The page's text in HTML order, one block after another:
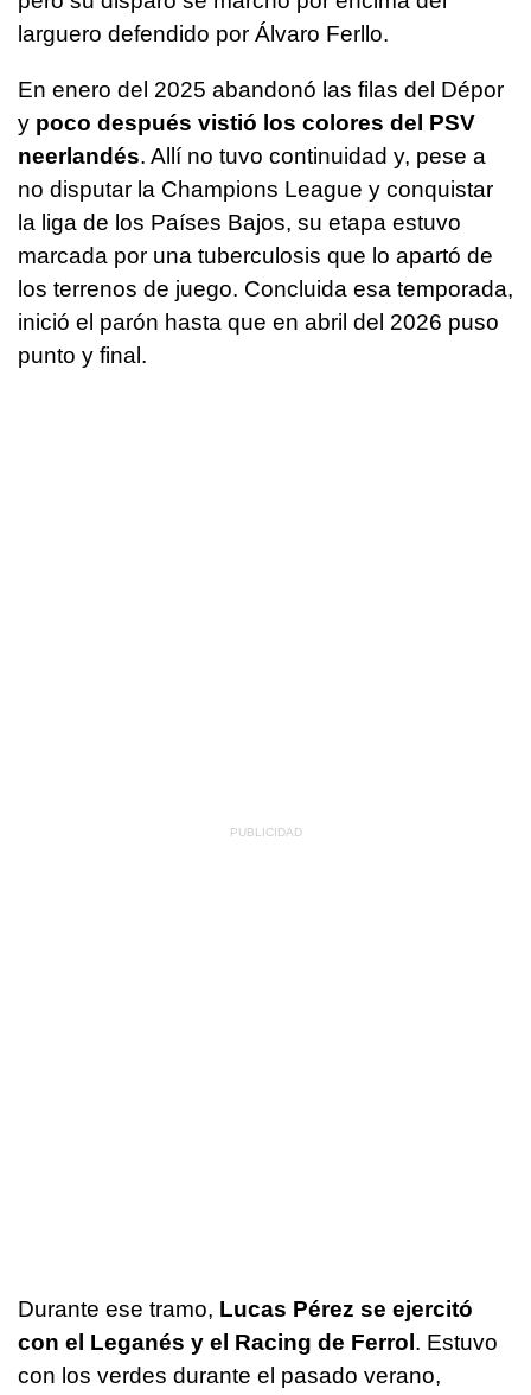
larguero defendido por Álvaro Ferllo.
En enero del 2025 abandonó las filas del Dépor
y poco después vistió los colores del PSV
neerlandés. Allí no tuvo continuidad y, pese a
no disputar la Champions League y conquistar
la liga de los Países Bajos, su etapa estuvo
marcada por una tuberculosis que lo apartó de
los terrenos de juego. Concluida esa temporada,
inició el parón hasta que en abril del 2026 puso
punto y final.
Durante ese tramo, Lucas Pérez se ejercitó
con el Leganés y el Racing de Ferrol . Estuvo
con los verdes durante el pasado verano,